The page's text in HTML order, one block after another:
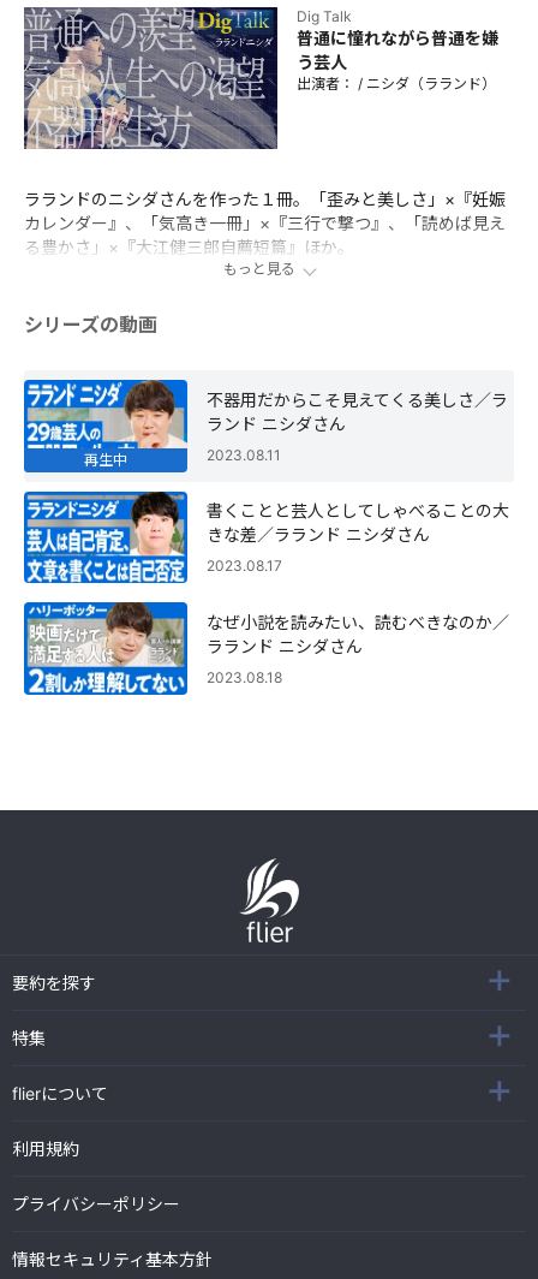
Dig Talk
普通に憧れながら普通を嫌
う芸人
出演者： / ニシダ（ラランド）
ラランドのニシダさんを作った１冊。「歪みと美しさ」×『妊娠
カレンダー』、「気高き一冊」×『三行で撃つ』、「読めば見え
る豊かさ」×『大江健三郎自薦短篇』ほか。
もっと見る
シリーズの動画
再生中
不器用だからこそ見えてくる美しさ／ラ
ランド ニシダさん
2023.08.11
書くことと芸人としてしゃべることの大
きな差／ラランド ニシダさん
2023.08.17
なぜ小説を読みたい、読むべきなのか／
ラランド ニシダさん
2023.08.18
要約を探す
特集
flierについて
利用規約
プライバシーポリシー
情報セキュリティ基本方針